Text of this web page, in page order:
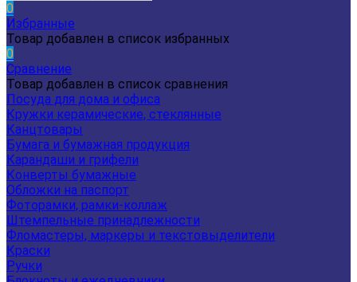
0
Избранные
Товар добавлен в список избранных
0
Сравнение
Товар добавлен в список сравнения
Посуда для дома и офиса
Кружки керамические, стеклянные
Канцтовары
Бумага и бумажная продукция
Карандаши и грифели
Конверты бумажные
Обложки на паспорт
Фоторамки, рамки-коллаж
Штемпельные принадлежности
Фломастеры, маркеры и текстовыделители
Краски
Ручки